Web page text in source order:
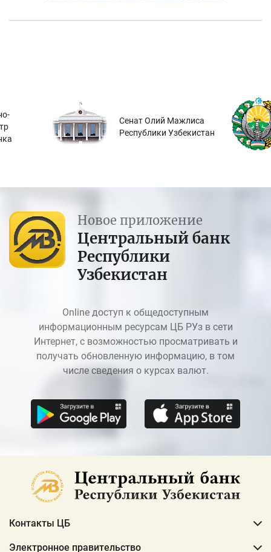
Сенат Олий Мажлиса
Республики Узбекистан
Новое приложение
Центральный банк
Республики
Узбекистан
Online доступ к общедоступным
информационным ресурсам ЦБ РУз в сети
Интернет, с возможностью просматривать и
получать обновленную информацию, в том
числе сведения о курсах валют.
Контакты ЦБ
Электронное правительство